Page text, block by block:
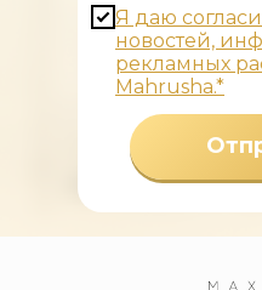
Я даю
новостей,
рекламных
Mahrusha.*